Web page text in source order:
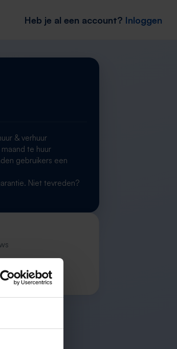
Heb je al een account? Inloggen
& verhuur
te huur
gebruikers een
Niet tevreden?